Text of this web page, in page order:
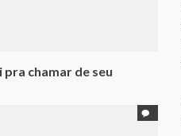
pra chamar de seu